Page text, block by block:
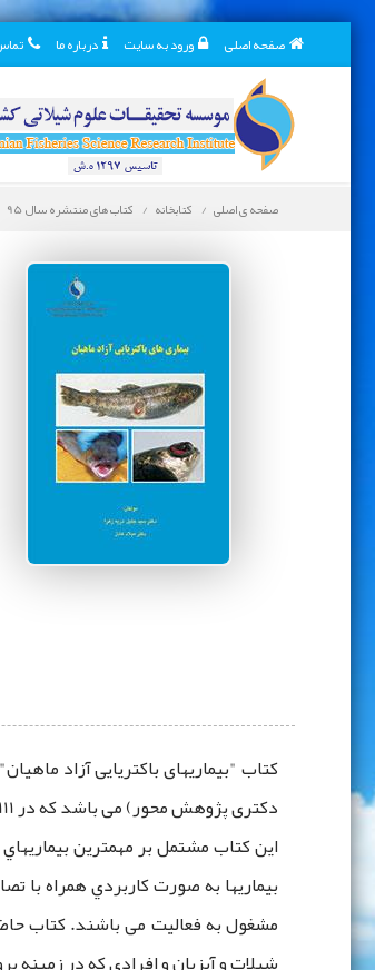
صفحه اصلی ورود به سایت درباره ما
صفحه ی اصلی کتابخانه کتاب های منتشره سال 95
کتاب "بیماریهای باکتریایی آزاد
دکتری پژوهش محور) می باشد که در 111 صفحه از سوی موسسه تحقیقات علوم شیلاتی کشور منتشر شد.
این کتاب مشتمل بر مهمترين
بیماریها به صورت كاربردي همراه با
مشغول به فعالیت می باشند. كتاب